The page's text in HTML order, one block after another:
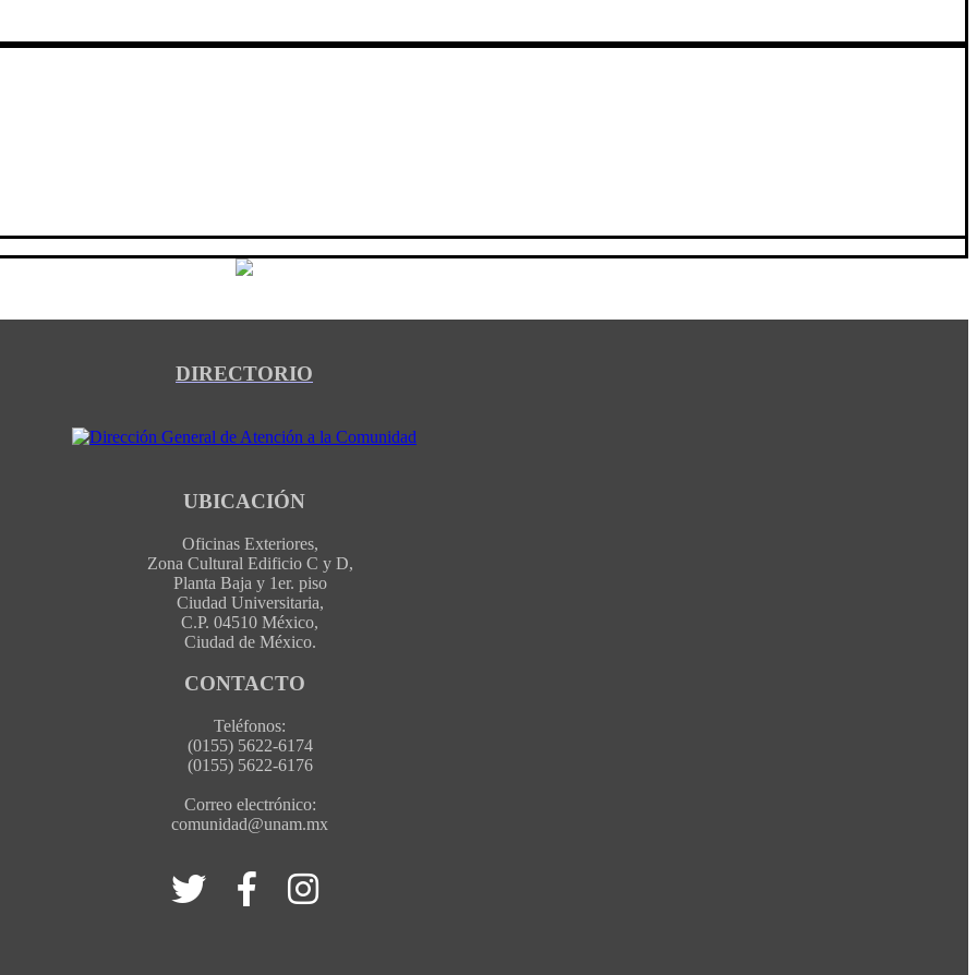
DIRECTORIO
UBICACIÓN
Oficinas Exteriores,
Zona Cultural Edificio C y D,
Planta Baja y 1er. piso
Ciudad Universitaria,
C.P. 04510 México,
Ciudad de México.
CONTACTO
Teléfonos:
(0155) 5622-6174
(0155) 5622-6176
Correo electrónico:
comunidad@unam.mx